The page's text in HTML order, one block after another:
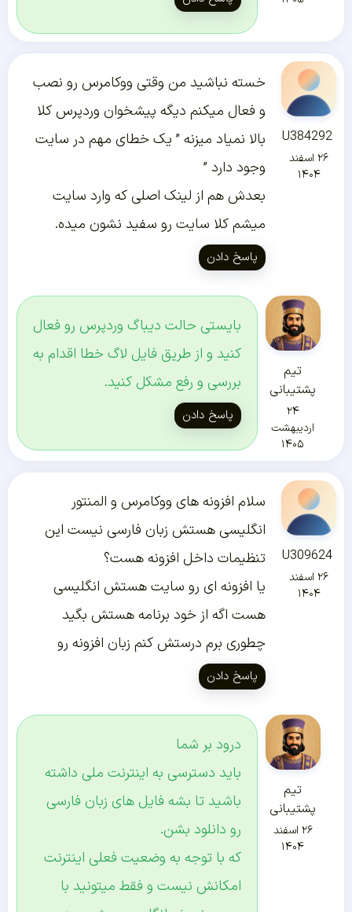
U384292
۲۶ اسفند
۱۴۰۴
خسته نباشید من وقتی ووکامرس رو نصب
و فعال میکنم دیگه پیشخوان وردپرس کلا
بالا نمیاد میزنه ” یک خطای مهم در سایت
وجود دارد ”
بعدش هم از لینک اصلی که وارد سایت
میشم کلا سایت رو سفید نشون میده.
پاسخ دادن
تیم
پشتیبانی
۲۴
اردیبهشت
۱۴۰۵
بایستی حالت دیباگ وردپرس رو فعال
کنید و از طریق فایل لاگ خطا اقدام به
بررسی و رفع مشکل کنید.
پاسخ دادن
U309624
۲۶ اسفند
۱۴۰۴
سلام افزونه های ووکامرس و المنتور
انگلیسی هستش زبان فارسی نیست این
تنظیمات داخل افزونه هست؟
یا افزونه ای رو سایت هستش انگلیسی
هست اگه از خود برنامه هستش بگید
چطوری برم درستش کنم زبان افزونه رو
پاسخ دادن
تیم
پشتیبانی
۲۶ اسفند
۱۴۰۴
درود بر شما
باید دسترسی به اینترنت ملی داشته
باشید تا بشه فایل های زبان فارسی
رو دانلود بشن.
که با توجه به وضعیت فعلی اینترنت
امکانش نیست و فقط میتونید با